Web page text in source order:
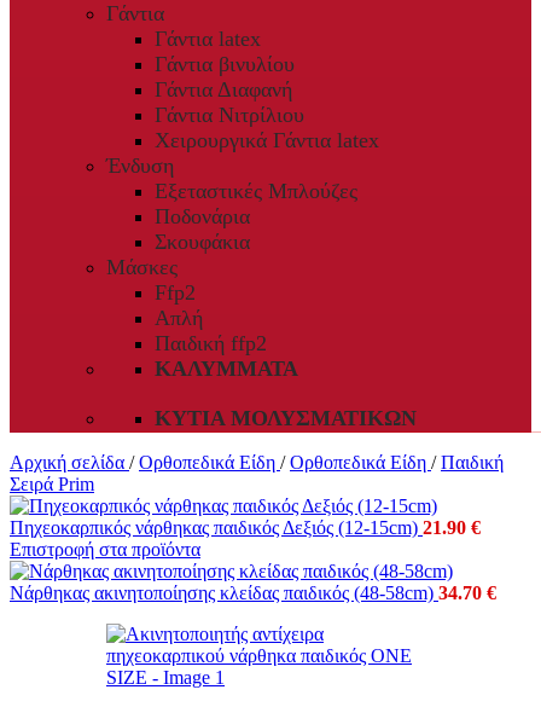
Γάντια
Γάντια latex
Γάντια βινυλίου
Γάντια Διαφανή
Γάντια Νιτρίλιου
Χειρουργικά Γάντια latex
Ένδυση
Εξεταστικές Μπλούζες
Ποδονάρια
Σκουφάκια
Μάσκες
Ffp2
Απλή
Παιδική ffp2
ΚΑΛΎΜΜΑΤΑ
ΚΥΤΊΑ ΜΟΛΥΣΜΑΤΙΚΏΝ
Αρχική σελίδα / Ορθοπεδικά Είδη / Ορθοπεδικά Είδη / Παιδική
Σειρά Prim
Πηχεοκαρπικός νάρθηκας παιδικός Δεξιός (12-15cm) 21.90 €
Επιστροφή στα προϊόντα
Νάρθηκας ακινητοποίησης κλείδας παιδικός (48-58cm) 34.70 €